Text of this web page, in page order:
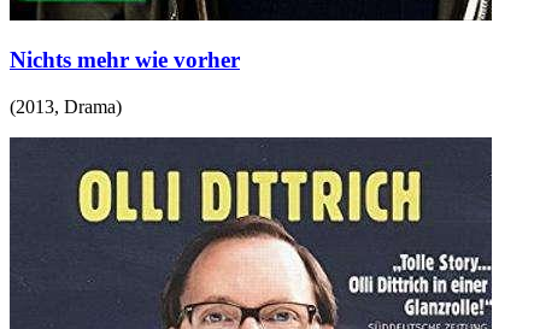
Nichts mehr wie vorher
(2013, Drama)